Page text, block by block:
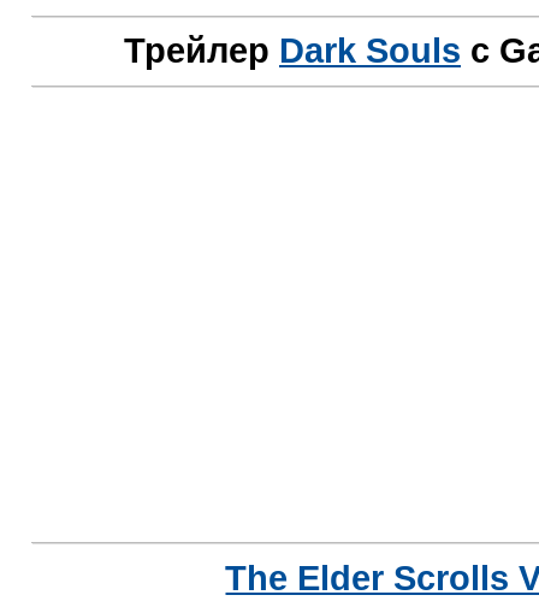
Трейлер Dark Souls с
The Elder Scrolls